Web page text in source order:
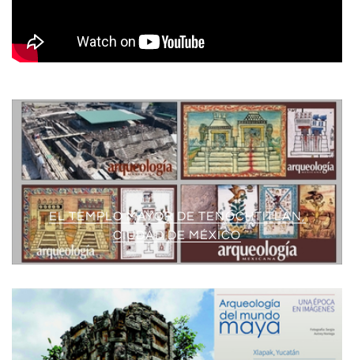
EL TEMPLO MAYOR DE TENOCHTITLAN,
CIUDAD DE MÉXICO